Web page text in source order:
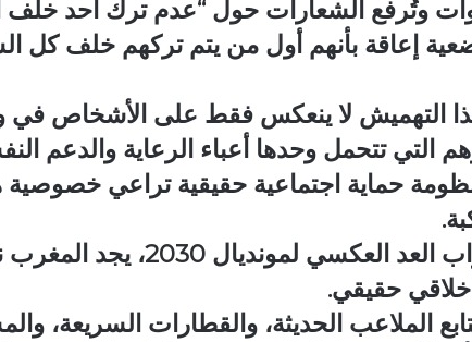
وتُرفع الشعارات حول “عدم ترك أحد خلف
إعاقة بأنهم أول من يتم تركهم خلف كل
هذا التهميش لا ينعكس فقط على الأشخاص في
التي تتحمل وحدها أعباء الرعاية والدعم
حماية اجتماعية حقيقية تراعي خصوصية
واليوم، ومع اقتراب العد العكسي
حقيقي.
الملاعب الحديثة، والقطارات السريعة،